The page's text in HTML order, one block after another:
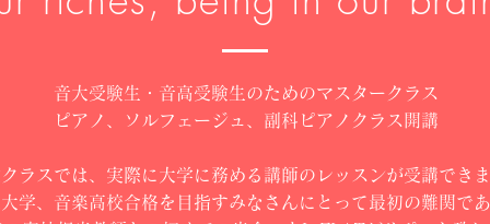
音大受験生・音高受験生のためのマスタークラス
ピアノ、ソルフェージュ、副科ピアノクラス開講
ラスでは、実際に大学に務める講師のレッスンが受講できま
学、音楽高校合格を目指すみなさんにとって最初の難関であ